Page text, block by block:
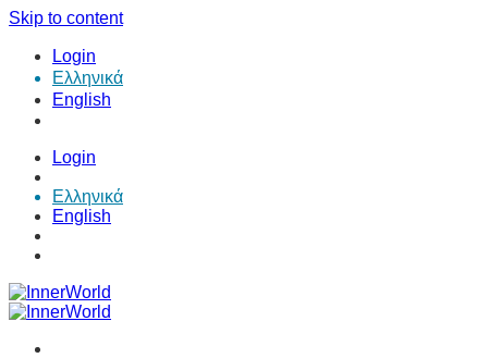
Skip to content
Login
Ελληνικά
English
Login
Ελληνικά
English